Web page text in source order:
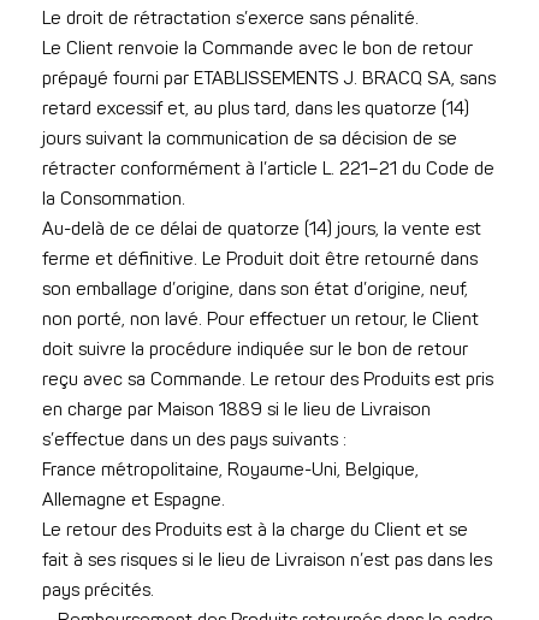
Le droit de rétractation s’exerce sans pénalité.
Le Client renvoie la Commande avec le bon de retour
prépayé fourni par ETABLISSEMENTS J. BRACQ SA, sans
retard excessif et, au plus tard, dans les quatorze (14)
jours suivant la communication de sa décision de se
rétracter conformément à l’article L. 221–21 du Code de
la Consommation.
Au-delà de ce délai de quatorze (14) jours, la vente est
ferme et définitive. Le Produit doit être retourné dans
son emballage d’origine, dans son état d’origine, neuf,
non porté, non lavé. Pour effectuer un retour, le Client
doit suivre la procédure indiquée sur le bon de retour
reçu avec sa Commande. Le retour des Produits est pris
en charge par Maison 1889 si le lieu de Livraison
s’effectue dans un des pays suivants :
France métropolitaine, Royaume-Uni, Belgique,
Allemagne et Espagne.
Le retour des Produits est à la charge du Client et se
fait à ses risques si le lieu de Livraison n’est pas dans les
pays précités.